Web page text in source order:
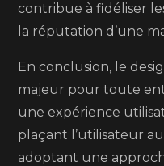
contribue à fidéliser
la réputation d’une
En conclusion, le
majeur pour toute
une expérience
plaçant l’utilisateur
adoptant une